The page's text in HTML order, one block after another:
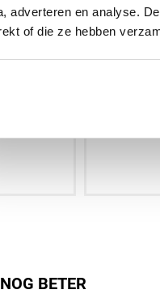
adverteren en analyse.
of die ze hebben
28
BETER